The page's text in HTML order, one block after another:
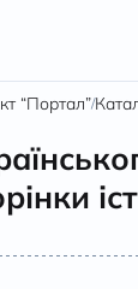
“Портал”/